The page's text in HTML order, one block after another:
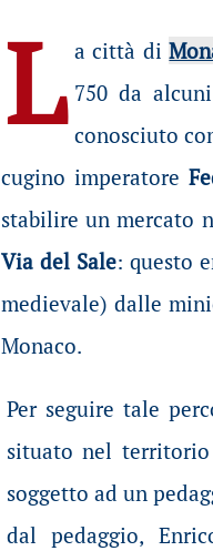
L a città di
750 da
conosciuto
cugino imperatore
stabilire un mercato
Via del Sale: questo
medievale) dalle
Monaco.
Per seguire tale
situato nel
soggetto ad un
dal pedaggio,